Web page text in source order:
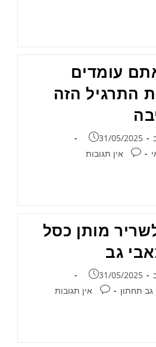
עומדים
התרגיל הזה
31/05/2025
אין תגובות
מותן כסל
גב
31/05/2025
גב תחתון אין תגובות